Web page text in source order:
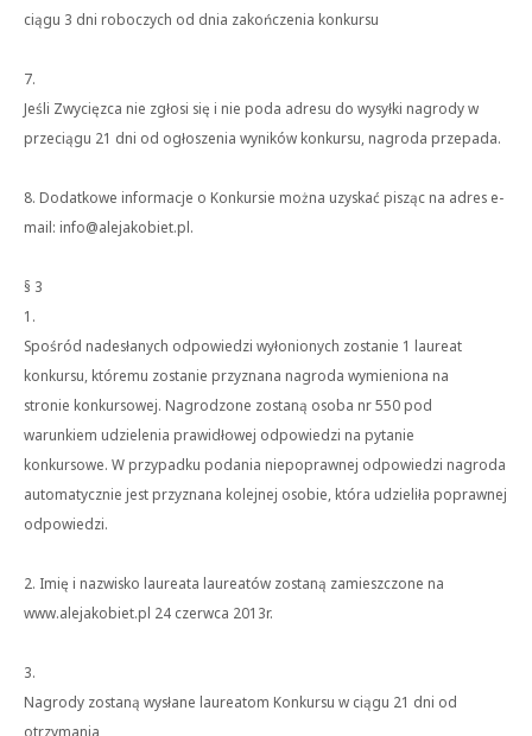
ciągu 3 dni roboczych od dnia zakończenia konkursu
7.
Jeśli Zwycięzca nie zgłosi się i nie poda adresu do wysyłki nagrody w
przeciągu 21 dni od ogłoszenia wyników konkursu, nagroda przepada.
8. Dodatkowe informacje o Konkursie można uzyskać pisząc na adres e-
mail: info@alejakobiet.pl.
§ 3
1.
Spośród nadesłanych odpowiedzi wyłonionych zostanie 1 laureat
konkursu, któremu zostanie przyznana nagroda wymieniona na
stronie konkursowej. Nagrodzone zostaną osoba nr 550 pod
warunkiem udzielenia prawidłowej odpowiedzi na pytanie
konkursowe. W przypadku podania niepoprawnej odpowiedzi nagroda
automatycznie jest przyznana kolejnej osobie, która udzieliła poprawnej
odpowiedzi.
2. Imię i nazwisko laureata laureatów zostaną zamieszczone na
www.alejakobiet.pl 24 czerwca 2013r.
3.
Nagrody zostaną wysłane laureatom Konkursu w ciągu 21 dni od
otrzymania